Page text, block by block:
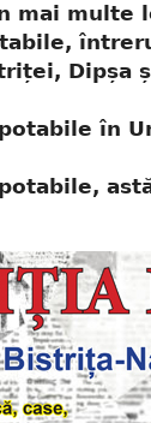
mai multe
Dipșa
în